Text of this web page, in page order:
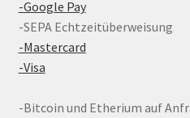
-Google Pay
-SEPA Echtzeitüberweisung
-Mastercard
-Visa
-Bitcoin und Etherium auf